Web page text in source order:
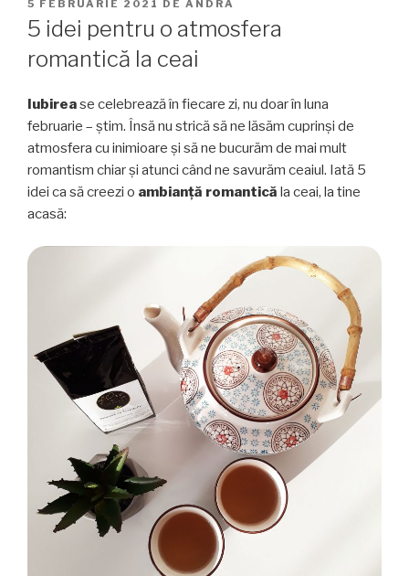
PE
5 FEBRUARIE 2021 DE ANDRA
5 idei pentru o atmosfera
romantică la ceai
Iubirease celebrează în fiecare zi, nu doar în luna
februarie – știm. Însă nu strică să ne lăsăm cuprinși de
atmosfera cu inimioare și să ne bucurăm de mai mult
romantism chiar și atunci când ne savurăm ceaiul. Iată 5
idei ca să creezi o ambianță romantică la ceai, la tine
acasă: